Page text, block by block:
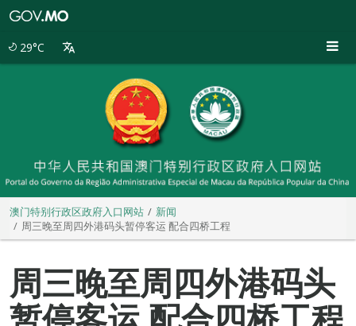
29°C
澳门特别行政区政府入口网站
新闻
周三晚至周四外港码头暂停客运 配合四桥工程
周三晚至周四外港码头